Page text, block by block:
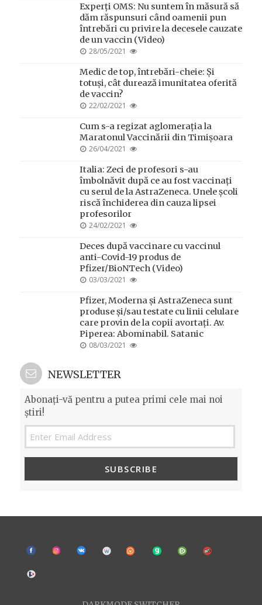
Experți OMS: Nu suntem în măsură să
dăm răspunsuri când oamenii pun
întrebări cu privire la decesele cauzate
de un vaccin (Video)
POSTED
28/05/2021
Medic de top, întrebări-cheie: Și
totuși, cât durează imunitatea oferită
de vaccin?
POSTED
22/02/2021
Cum s-a regizat aglomerația la
Maratonul Vaccinării din Timișoara
POSTED
26/04/2021
Italia: Zeci de profesori s-au
îmbolnăvit după ce au fost vaccinați
cu serul de la AstraZeneca. Unele școli
riscă închiderea din cauza lipsei
profesorilor
POSTED
24/02/2021
Deces după vaccinare cu vaccinul
anti-Covid-19 produs de
Pfizer/BioNTech (Video)
POSTED
03/03/2021
Pfizer, Moderna și AstraZeneca sunt
produse și/sau testate cu linii celulare
care provin de la copii avortați. Av.
Piperea: Abominabil. Satanic
POSTED
08/03/2021
NEWSLETTER
Abonați-vă pentru a putea primi cele mai noi
știri!
SUBSCRIBE